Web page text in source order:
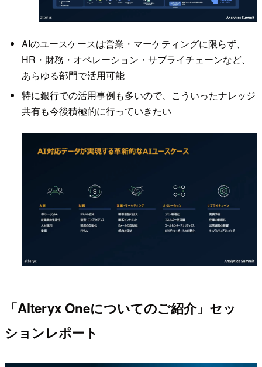
AIのユースケースは営業・マーケティングに限らず、
HR・財務・オペレーション・サプライチェーンなど、
あらゆる部門で活用可能
特に銀行での活用事例も多いので、こういったナレッジ
共有も今後積極的に行っていきたい
「Alteryx Oneについてのご紹介」セッ
ションレポート